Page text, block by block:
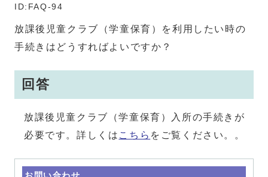
ID:FAQ-94
放課後児童クラブ（学童保育）を利用したい時の
手続きはどうすればよいですか？
回答
放課後児童クラブ（学童保育）入所の手続きが
必要です。詳しくは こちら をご覧ください。。